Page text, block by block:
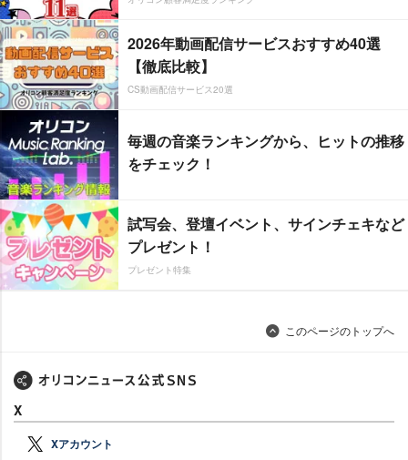
2026年動画配信サービスおすすめ40選
【徹底比較】
CS動画配信サービス20選
毎週の音楽ランキングから、ヒットの推移
をチェック！
試写会、登壇イベント、サインチェキなど
プレゼント！
プレゼント特集
このページのトップへ
X
Xアカウント